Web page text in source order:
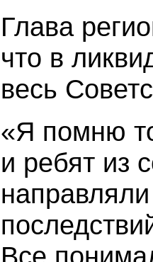
Глава
что в
весь
«Я помню
и ребят из